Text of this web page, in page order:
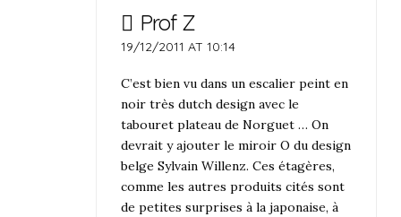
Prof Z
19/12/2011 AT 10:14
C’est bien vu dans un escalier peint en
noir très dutch design avec le
tabouret plateau de Norguet … On
devrait y ajouter le miroir O du design
belge Sylvain Willenz. Ces étagères,
comme les autres produits cités sont
de petites surprises à la japonaise, à